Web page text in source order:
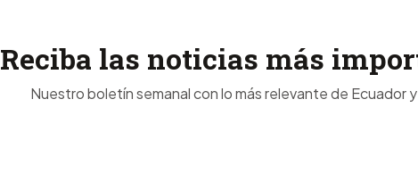
Reciba las noticias más
Nuestro boletín semanal con lo más relevante de Ecuador